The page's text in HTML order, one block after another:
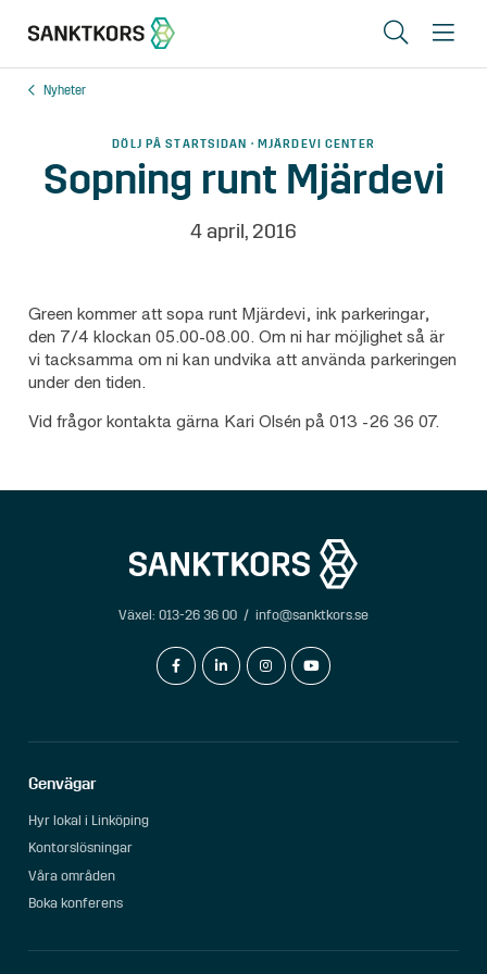
Sök
Områden
Hyresgästinfo
Kontakt
Nyheter
DÖLJ PÅ STARTSIDAN · MJÄRDEVI CENTER
Sopning runt Mjärdevi
4 april, 2016
Green kommer att sopa runt Mjärdevi, ink parkeringar,
den 7/4 klockan 05.00-08.00. Om ni har möjlighet så är
vi tacksamma om ni kan undvika att använda parkeringen
under den tiden.
Vid frågor kontakta gärna Kari Olsén på 013 -26 36 07.
Växel: 013-26 36 00 / info@sanktkors.se
facebook-flinkedin-ininstagramyoutube
Genvägar
Hyr lokal i Linköping
Kontorslösningar
Våra områden
Boka konferens